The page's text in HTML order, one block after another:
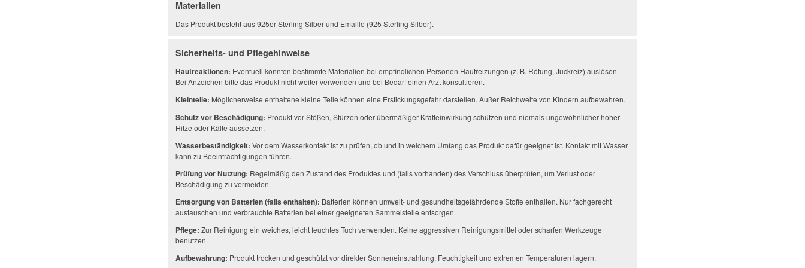
Materialien
Das Produkt besteht aus 925er Sterling Silber und Emaille (925 Sterling Silber).
Sicherheits- und Pflegehinweise
Hautreaktionen: Eventuell könnten bestimmte Materialien bei empfindlichen Personen Hautreizungen (z. B. Rötung, Juckreiz) auslösen.
Bei Anzeichen bitte das Produkt nicht weiter verwenden und bei Bedarf einen Arzt konsultieren.
Kleinteile: Möglicherweise enthaltene kleine Teile können eine Erstickungsgefahr darstellen. Außer Reichweite von Kindern aufbewahren.
Schutz vor Beschädigung: Produkt vor Stößen, Stürzen oder übermäßiger Krafteinwirkung schützen und niemals ungewöhnlicher hoher
Hitze oder Kälte aussetzen.
Wasserbeständigkeit: Vor dem Wasserkontakt ist zu prüfen, ob und in welchem Umfang das Produkt dafür geeignet ist. Kontakt mit Wasser
kann zu Beeinträchtigungen führen.
Prüfung vor Nutzung: Regelmäßig den Zustand des Produktes und (falls vorhanden) des Verschluss überprüfen, um Verlust oder
Beschädigung zu vermeiden.
Entsorgung von Batterien (falls enthalten): Batterien können umwelt- und gesundheitsgefährdende Stoffe enthalten. Nur fachgerecht
austauschen und verbrauchte Batterien bei einer geeigneten Sammelstelle entsorgen.
Pflege: Zur Reinigung ein weiches, leicht feuchtes Tuch verwenden. Keine aggressiven Reinigungsmittel oder scharfen Werkzeuge
benutzen.
Aufbewahrung: Produkt trocken und geschützt vor direkter Sonneneinstrahlung, Feuchtigkeit und extremen Temperaturen lagern.